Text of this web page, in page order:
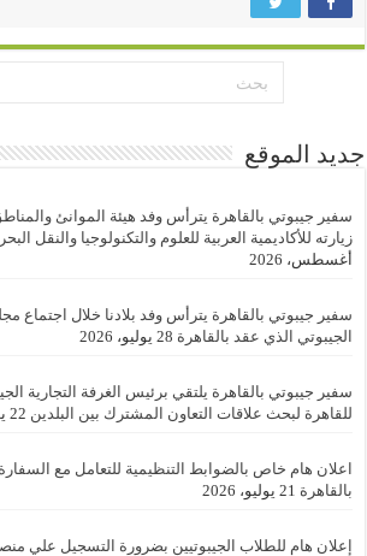
جديد الموقع
سفير جيبوتي بالقاهرة يترأس وفد هيئة الموانئ
زيارته للأكاديمية العربية للعلوم والتكنولوجيا والنقل
أغسطس، 2026
سفير جيبوتي بالقاهرة يترأس وفد بلادنا خلال اجتماع
الجيبوتي الذي عقد بالقاهرة 28 يوليو، 2026
سفير جيبوتي بالقاهرة يلتقي برئيس الغرفة التجارية
للقاهرة لبحث علاقات التعاون المشترك بين البلدين 22 يوليو، 2026
اعلان هام خاص بالضوابط التنظيمية للتعامل مع السفارة
بالقاهرة 21 يوليو، 2026
إعلان هام للطلاب الجيبوتيين بضرورة التسجيل علي